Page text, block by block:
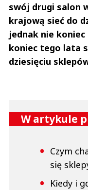
swój drugi salon
krajową sieć do
jednak nie
koniec tego lata
dziesięciu
W artykule
Czym
się
Kiedy i